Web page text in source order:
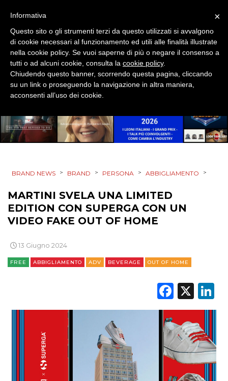
NORMATIVE
TREND
CASE HISTORY
OPINIONI
BRAND NEWS > BRAND > PERSONA > ABBIGLIAMENTO >
MARTINI SVELA UNA LIMITED
EDITION CON SUPERGA CON UN
VIDEO FAKE OUT OF HOME
13 Giugno 2024
FREE ABBIGLIAMENTO ADV BEVERAGE OUT OF HOME
X
×
Informativa
Questo sito o gli strumenti terzi da questo utilizzati si avvalgono
di cookie necessari al funzionamento ed utili alle finalità illustrate
nella cookie policy. Se vuoi saperne di più o negare il consenso a
tutti o ad alcuni cookie, consulta la cookie policy.
Chiudendo questo banner, scorrendo questa pagina, cliccando
su un link o proseguendo la navigazione in altra maniera,
acconsenti all’uso dei cookie.